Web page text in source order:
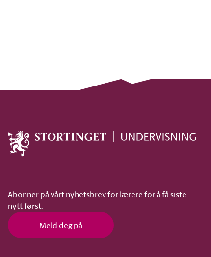
Abonner på vårt nyhetsbrev for lærere for å få siste
nytt først.
Meld deg på